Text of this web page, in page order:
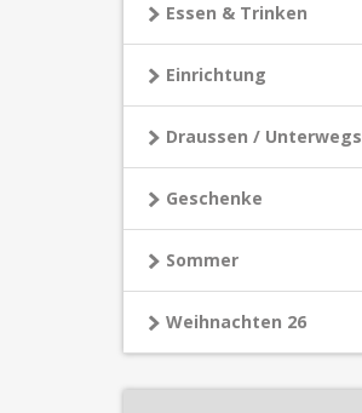
Essen & Trinken
Einrichtung
Draussen / Unterwegs
Geschenke
Sommer
Weihnachten 26